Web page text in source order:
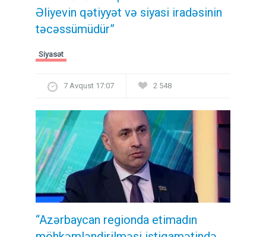
Əliyevin qətiyyət və siyasi iradəsinin
təcəssümüdür”
Siyasət
7 Avqust 17:07 2 548
“Azərbaycan regionda etimadın